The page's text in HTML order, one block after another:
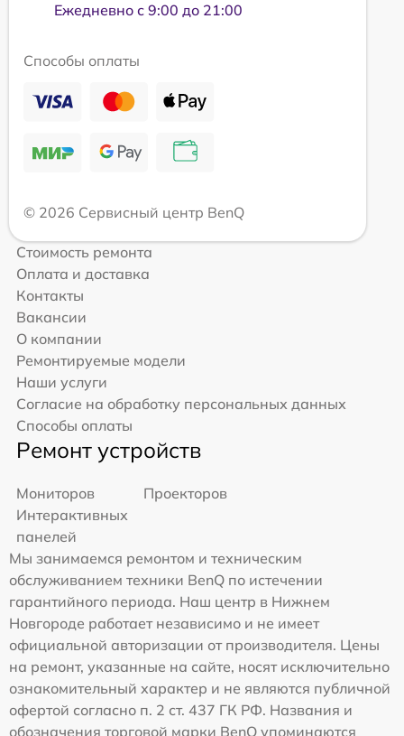
Ежедневно с 9:00 до 21:00
Способы оплаты
© 2026 Сервисный центр BenQ
Стоимость ремонта
Оплата и доставка
Контакты
Вакансии
О компании
Ремонтируемые модели
Наши услуги
Согласие на обработку персональных данных
Способы оплаты
Ремонт устройств
Мониторов
Проекторов
Интерактивных
панелей
Мы занимаемся ремонтом и техническим
обслуживанием техники BenQ по истечении
гарантийного периода. Наш центр в Нижнем
Новгороде работает независимо и не имеет
официальной авторизации от производителя. Цены
на ремонт, указанные на сайте, носят исключительно
ознакомительный характер и не являются публичной
офертой согласно п. 2 ст. 437 ГК РФ. Названия и
обозначения торговой марки BenQ упоминаются